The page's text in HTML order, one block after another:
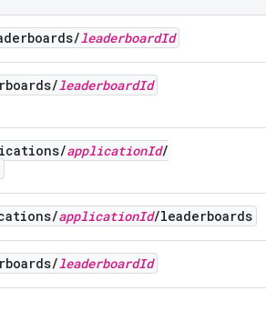
/leaderboardId
/leaderboardId
/applicationId/
/applicationId/leaderboards
/leaderboardId